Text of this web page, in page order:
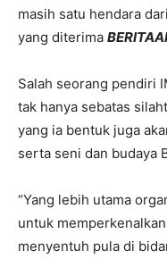
masih satu hendara
yang diterima
Salah seorang pendiri
tak hanya sebatas
yang ia bentuk juga
serta seni dan budaya
“Yang lebih utama
untuk
menyentuh pula di